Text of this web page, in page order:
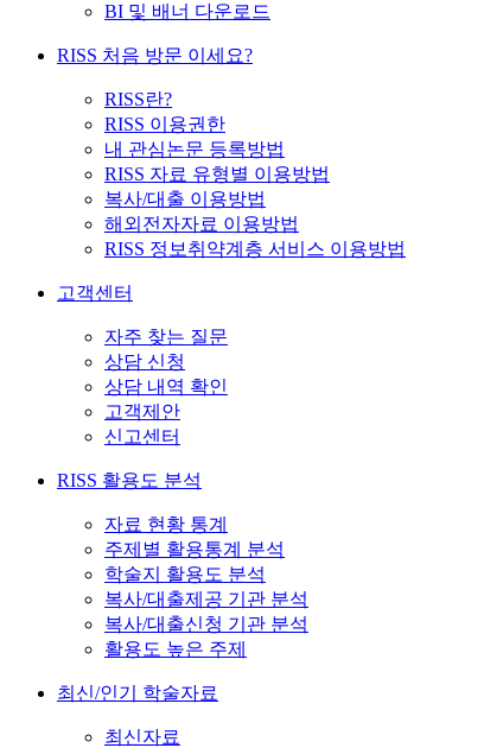
BI 및 배너 다운로드
RISS 처음 방문 이세요?
RISS란?
RISS 이용권한
내 관심논문 등록방법
RISS 자료 유형별 이용방법
복사/대출 이용방법
해외전자자료 이용방법
RISS 정보취약계층 서비스 이용방법
고객센터
자주 찾는 질문
상담 신청
상담 내역 확인
고객제안
신고센터
RISS 활용도 분석
자료 현황 통계
주제별 활용통계 분석
학술지 활용도 분석
복사/대출제공 기관 분석
복사/대출신청 기관 분석
활용도 높은 주제
최신/인기 학술자료
최신자료